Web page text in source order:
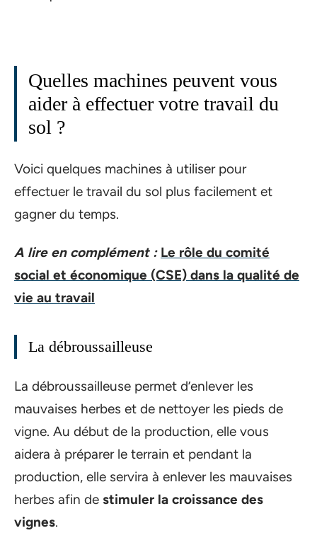
Quelles machines peuvent vous
aider à effectuer votre travail du
sol ?
Voici quelques machines à utiliser pour
effectuer le travail du sol plus facilement et
gagner du temps.
A lire en complément : Le rôle du comité
social et économique (CSE) dans la qualité de
vie au travail
La débroussailleuse
La débroussailleuse permet d’enlever les
mauvaises herbes et de nettoyer les pieds de
vigne. Au début de la production, elle vous
aidera à préparer le terrain et pendant la
production, elle servira à enlever les mauvaises
herbes afin de stimuler la croissance des
vignes.